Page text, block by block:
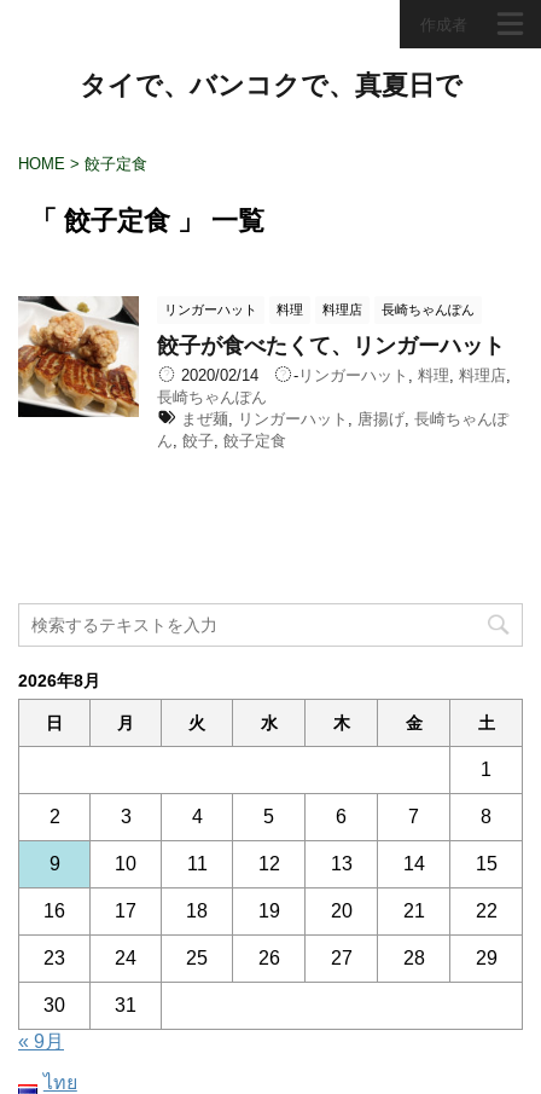
作成者
タイで、バンコクで、真夏日で
HOME > 餃子定食
「 餃子定食 」 一覧
リンガーハット 料理 料理店 長崎ちゃんぽん
餃子が食べたくて、リンガーハット
2020/02/14 -リンガーハット 料理 料理店,
長崎ちゃんぽん
まぜ麺
リンガーハット 唐揚げ ,長崎ちゃんぽ
ん 餃子 餃子定食
2026年8月
日 月 火 水 木 金 土
1
2 3 4 5 6 7 8
9 10 11 12 13 14 15
16 17 18 19 20 21 22
23 24 25 26 27 28 29
30
31
« 9月
ไทย